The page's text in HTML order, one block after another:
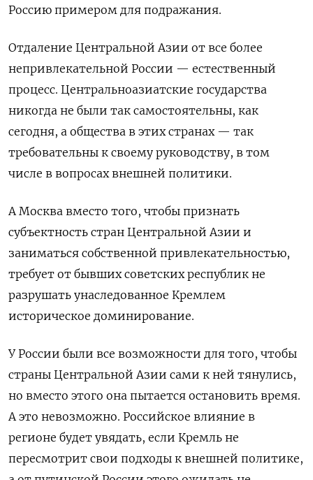
Россию примером для подражания.
Отдаление Центральной Азии от все более
непривлекательной России — естественный
процесс. Центральноазиатские государства
никогда не были так самостоятельны, как
сегодня, а общества в этих странах — так
требовательны к своему руководству, в том
числе в вопросах внешней политики.
А Москва вместо того, чтобы признать
субъектность стран Центральной Азии и
заниматься собственной привлекательностью,
требует от бывших советских республик не
разрушать унаследованное Кремлем
историческое доминирование.
У России были все возможности для того, чтобы
страны Центральной Азии сами к ней тянулись,
но вместо этого она пытается остановить время.
А это невозможно. Российское влияние в
регионе будет увядать, если Кремль не
пересмотрит свои подходы к внешней политике,